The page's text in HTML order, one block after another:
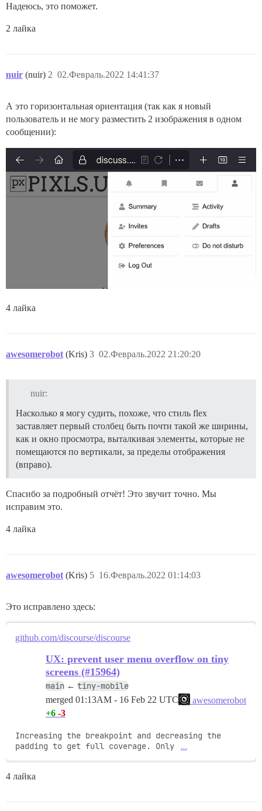
Надеюсь, это поможет.
2 лайка
nuir (nuir) 02.Февраль.2022 14:41:37
2
А это горизонтальная ориентация (так как я новый
пользователь и не могу разместить 2 изображения в одном
сообщении):
4 лайка
awesomerobot (Kris) 02.Февраль.2022 21:20:20
3
nuir:
Насколько я могу судить, похоже, что стиль flex
заставляет первый столбец быть почти такой же ширины,
как и окно просмотра, выталкивая элементы, которые не
помещаются по вертикали, за пределы отображения
(вправо).
Спасибо за подробный отчёт! Это звучит точно. Мы
исправим это.
4 лайка
awesomerobot (Kris) 16.Февраль.2022 01:14:03
5
Это исправлено здесь:
github.com/discourse/discourse
UX: prevent user menu overflow on tiny
screens (#15964)
main ← tiny-mobile
merged 01:13AM - 16 Feb 22 UTC
awesomerobot
+6 -3
Increasing the breakpoint and decreasing the
padding to get full coverage. Only
…
4 лайка